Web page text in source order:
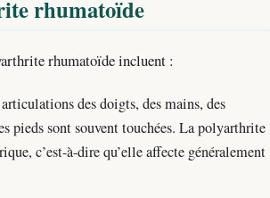
rhumatoïde
rhumatoïde incluent :
des doigts, des mains, des
pieds sont souvent touchées. La polyarthrite
c’est-à-dire qu’elle affecte généralement